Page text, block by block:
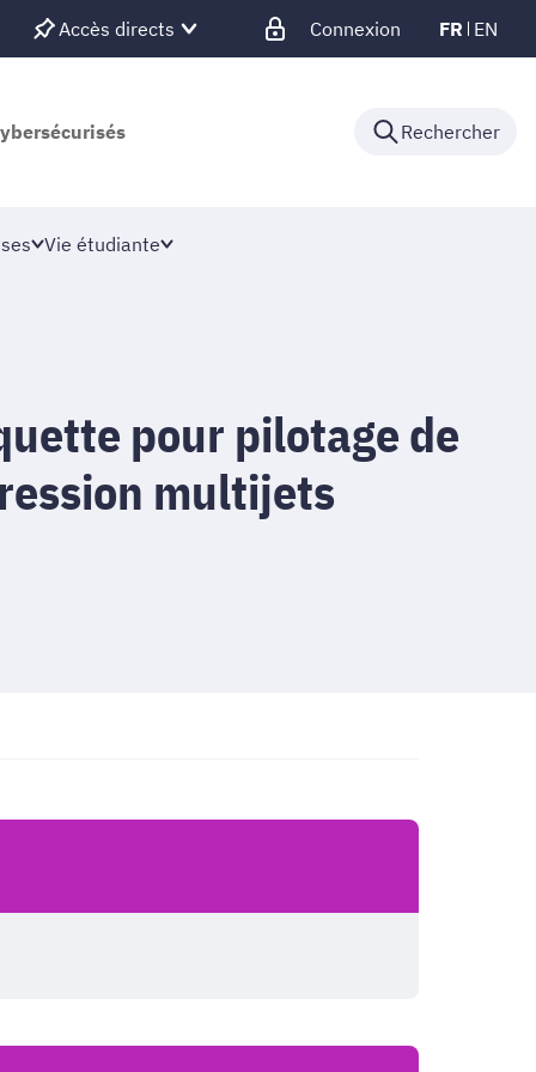
Accès directs Connexion FR EN
Rechercher
Vie étudiante
pour pilotage de
multijets